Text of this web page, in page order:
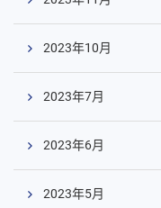
2023年10月
2023年7月
2023年6月
2023年5月